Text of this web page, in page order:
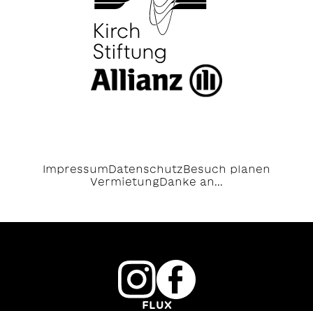
Impressum Datenschutz Besuch planen
Vermietung Danke an...
FLUX